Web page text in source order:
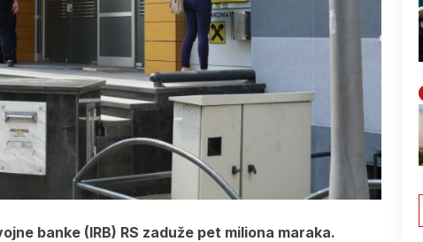
banke (IRB) RS zaduže pet miliona maraka.